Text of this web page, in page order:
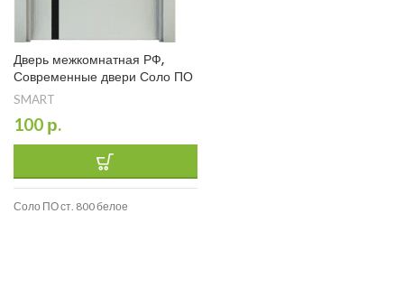
Дверь межкомнатная РФ,
Современные двери Соло ПО
SMART
100 р.
Соло ПО ст. 800 белое